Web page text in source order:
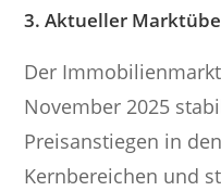
3. Aktueller
Der
November 2025
Preisanstiegen in
Kernbereichen und